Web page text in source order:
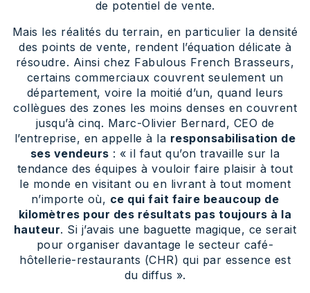
de potentiel de vente.
Mais les réalités du terrain, en particulier la densité
des points de vente, rendent l’équation délicate à
résoudre. Ainsi chez Fabulous French Brasseurs,
certains commerciaux couvrent seulement un
département, voire la moitié d’un, quand leurs
collègues des zones les moins denses en couvrent
jusqu’à cinq. Marc-Olivier Bernard, CEO de
l’entreprise, en appelle à la responsabilisation de
ses vendeurs : « il faut qu’on travaille sur la
tendance des équipes à vouloir faire plaisir à tout
le monde en visitant ou en livrant à tout moment
n’importe où, ce qui fait faire beaucoup de
kilomètres pour des résultats pas toujours à la
hauteur. Si j’avais une baguette magique, ce serait
pour organiser davantage le secteur café-
hôtellerie-restaurants (CHR) qui par essence est
du diffus ».